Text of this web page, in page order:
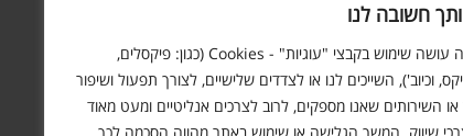
חשובה לנו
אתר זה עושה שימוש בקבצי "עוגיות" - Cookies (כגון: פיקסלים,
וכיוב'), השייכים לנו או לצדדים שלישיים, לצורך תפעול ושיפור
השירותים שאנו מספקים, לרוב לצרכים אנליטיים ומעט מאוד